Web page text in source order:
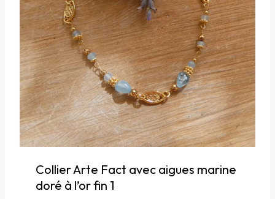
Collier Arte Fact avec aigues marine
doré à l’or fin 1